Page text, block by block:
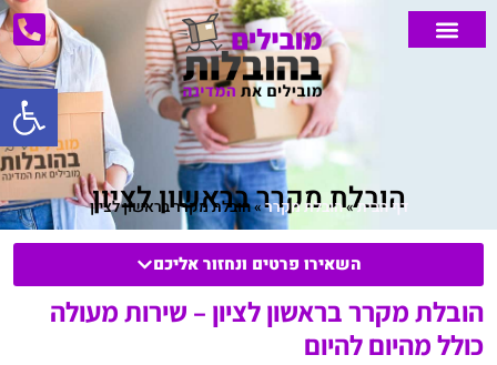
הובלת מקרר בראשון לציון
דף הבית»הובלת מקרר»הובלת מקרר בראשון לציון
השאירו פרטים ונחזור אליכם
הובלת מקרר בראשון לציון – שירות מעולה
כולל מהיום להיום
פתח